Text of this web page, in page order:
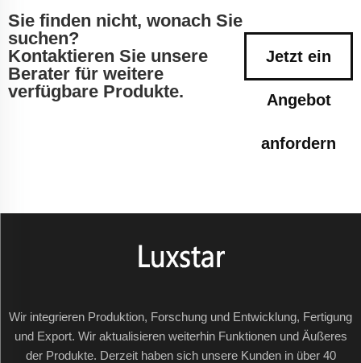
Sie finden nicht, wonach Sie
suchen?
Kontaktieren Sie unsere
Berater für weitere
verfügbare Produkte.
Jetzt ein
Angebot
anfordern
Wir integrieren Produktion, Forschung und Entwicklung, Fertigung
und Export. Wir aktualisieren weiterhin Funktionen und Äußeres
der Produkte. Derzeit haben sich unsere Kunden in über 40